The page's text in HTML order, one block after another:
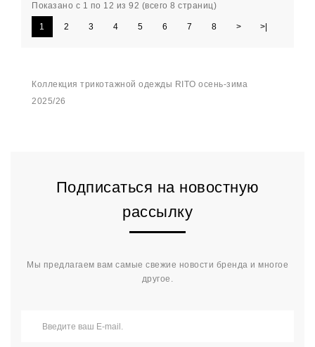
Показано с 1 по 12 из 92 (всего 8 страниц)
1 2 3 4 5 6 7 8 > >|
Коллекция трикотажной одежды RITO осень-зима
2025/26
Подписаться на новостную
рассылку
Мы предлагаем вам самые свежие новости бренда и многое
другое.